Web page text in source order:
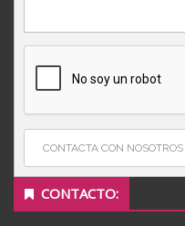
CONTACTA CON NOSOTROS
CONTACTO: